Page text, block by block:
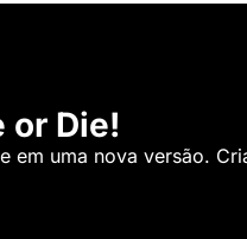
or Die!
em uma nova versão.